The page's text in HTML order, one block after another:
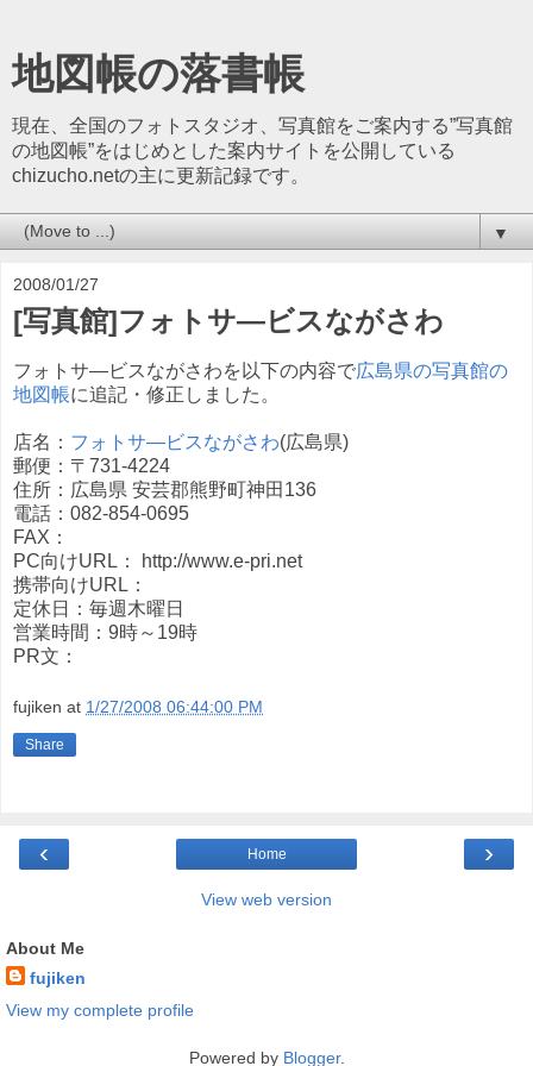
地図帳の落書帳
現在、全国のフォトスタジオ、写真館をご案内する”写真館
の地図帳”をはじめとした案内サイトを公開している
chizucho.netの主に更新記録です。
▼
2008/01/27
[写真館]フォトサ—ビスながさわ
フォトサ―ビスながさわを以下の内容で広島県の写真館の
地図帳に追記・修正しました。
店名： フォトサ―ビスながさわ(広島県)
郵便：〒731-4224
住所：広島県 安芸郡熊野町神田136
電話：082-854-0695
FAX：
PC向けURL： http://www.e-pri.net
携帯向けURL：
定休日：毎週木曜日
営業時間：9時～19時
PR文：
fujiken at 1/27/2008 06:44:00 PM
Share
‹ ›
Home
View web version
About Me
fujiken
View my complete profile
Powered by Blogger.